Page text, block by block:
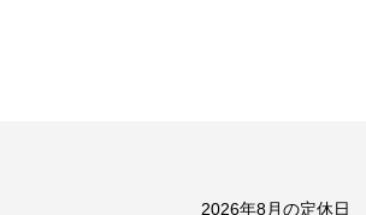
2026年8月の定休日